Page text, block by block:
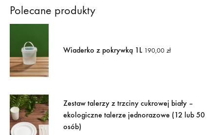
Polecane produkty
Wiaderko z pokrywką 1L 190,00 zł
Zestaw talerzy z trzciny cukrowej biały –
ekologiczne talerze jednorazowe (12 lub 50
osób)